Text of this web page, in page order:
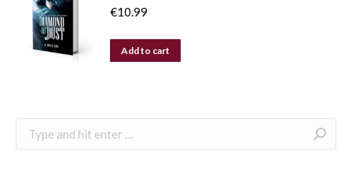
€10.99
Add to cart